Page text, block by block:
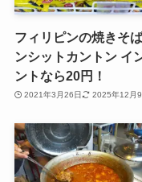
フィリピンの焼きそ
ンシットカントン イ
ントなら20円！
2021年3月26日 2025年12月9